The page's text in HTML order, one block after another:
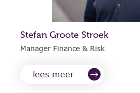
Stefan Groote Stroek
Manager Finance & Risk
lees meer